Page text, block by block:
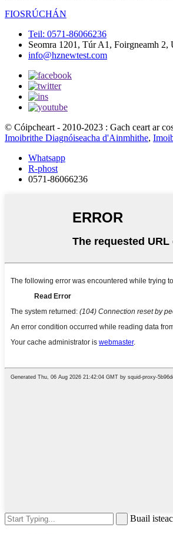
FIOSRÚCHÁN
Teil: 0571-86066236
Seomra 1201, Túr A1, Foirgneamh
info@hznewtest.com
© Cóipcheart - 2010-2023 : Gach ceart ar
Imoibrithe Diagnóiseacha d'Ainmhithe,
Whatsapp
R-phost
0571-86066236
Buail